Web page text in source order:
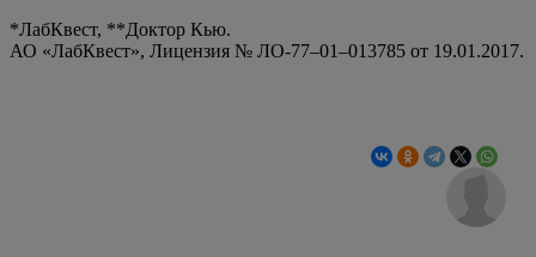
*ЛабКвест, **Доктор Кью.
АО «ЛабКвест», Лицензия № ЛО-77–01–013785 от 19.01.2017.